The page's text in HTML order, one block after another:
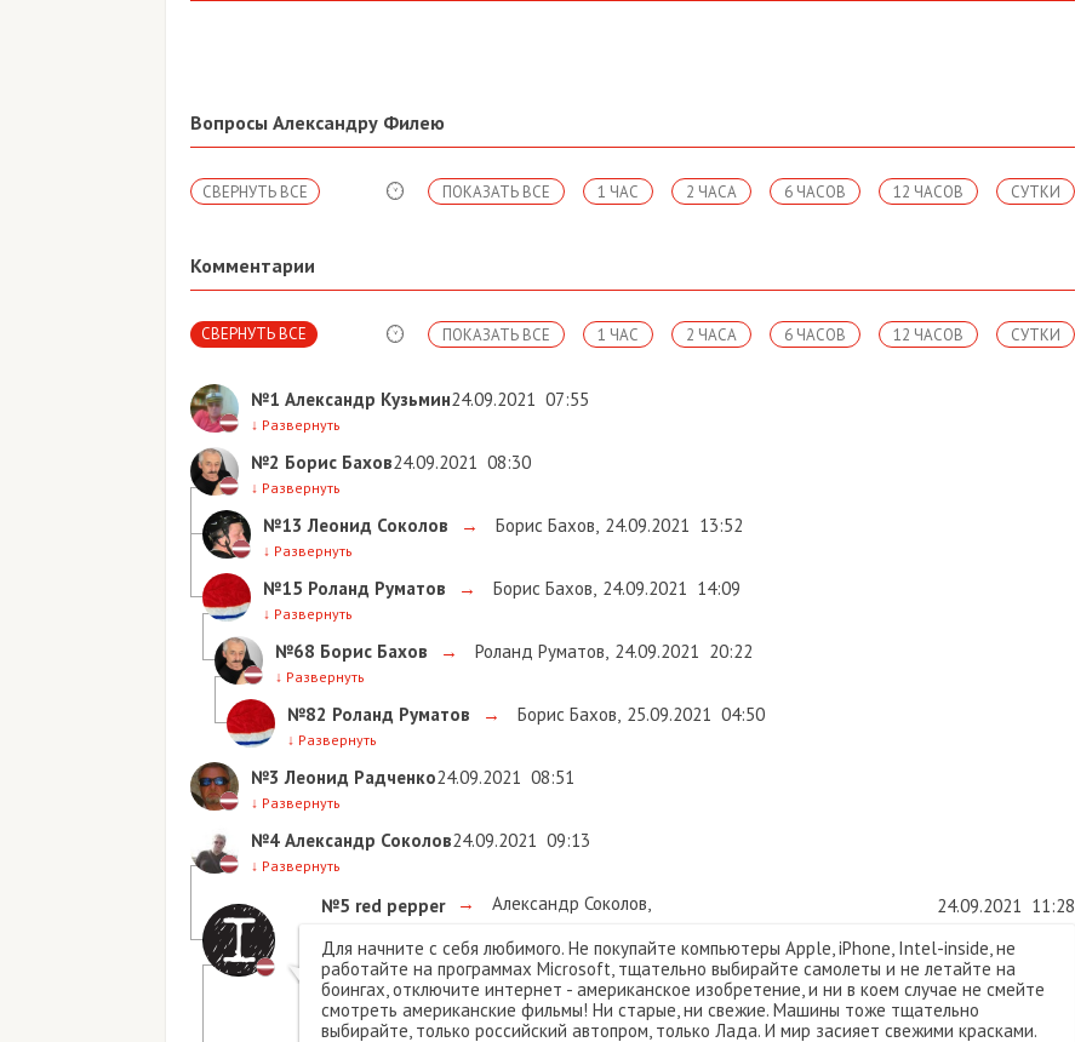
Вопросы Александру Филею
СВЕРНУТЬ ВСЕ СУТКИ
12 ЧАСОВ
6 ЧАСОВ
2 ЧАСА
1 ЧАС
ПОКАЗАТЬ ВСЕ
Комментарии
СВЕРНУТЬ ВСЕ СУТКИ
12 ЧАСОВ
6 ЧАСОВ
2 ЧАСА
1 ЧАС
ПОКАЗАТЬ ВСЕ
№1 Александр Кузьмин24.09.2021 07:55
↓ Развернуть
№2 Борис Бахов24.09.2021 08:30
↓ Развернуть
№13 Леонид Соколов → Борис Бахов, 24.09.2021 13:52
↓ Развернуть
№15 Роланд Руматов → Борис Бахов, 24.09.2021 14:09
↓ Развернуть
№68 Борис Бахов → Роланд Руматов, 24.09.2021 20:22
↓ Развернуть
№82 Роланд Руматов → Борис Бахов, 25.09.2021 04:50
↓ Развернуть
№3 Леонид Радченко24.09.2021 08:51
↓ Развернуть
№4 Александр Соколов24.09.2021 09:13
↓ Развернуть
№5 red pepper → Александр Соколов, 24.09.2021 11:28
Для начните с себя любимого. Не покупайте компьютеры Apple, iPhone, Intel-inside, не
работайте на программах Microsoft, тщательно выбирайте самолеты и не летайте на
боингах, отключите интернет - американское изобретение, и ни в коем случае не смейте
смотреть американские фильмы! Ни старые, ни свежие. Машины тоже тщательно
выбирайте, только российский автопром, только Лада. И мир засияет свежими красками.